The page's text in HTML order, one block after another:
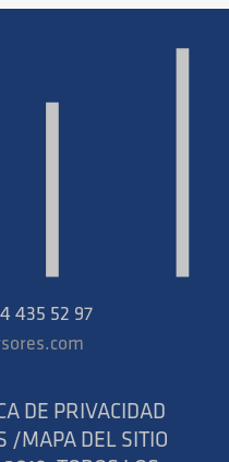
435 52 97
DE PRIVACIDAD
/MAPA DEL SITIO